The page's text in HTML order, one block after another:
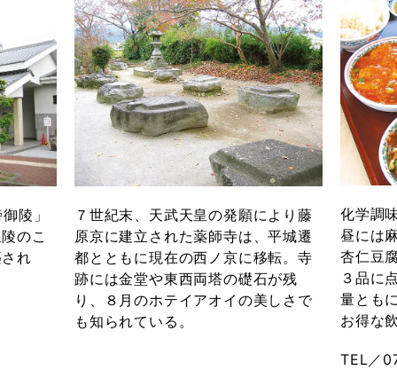
陵」
のこ
れ
７世紀末、天武天皇の発願により藤
原京に建立された薬師寺は、平城遷
都とともに現在の西ノ京に移転。寺
跡には金堂や東西両塔の礎石が残
り、８月のホテイアオイの美しさで
も知られている。
化学調
昼には
杏仁豆
３品に
量とも
お得な
TEL／